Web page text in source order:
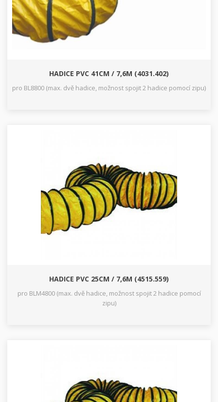
HADICE PVC 41CM / 7,6M (4031.402)
pro BL8800 (max. dvě hadice, možnost spojit 2 hadice pomocí zipu)
HADICE PVC 25CM / 7,6M (4515.559)
pro BLM4800 (max. dvě hadice, možnost spojit 2 hadice pomocí
zipu)